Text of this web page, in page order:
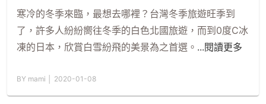
寒冷的冬季來臨，最想去哪裡？台灣冬季旅遊旺季到
了，許多人紛紛嚮往冬季的白色北國旅遊，而到0度C冰
凍的日本，欣賞白雪紛飛的美景為之首選。 ...閱讀更多
BY mami │ 2020-01-08